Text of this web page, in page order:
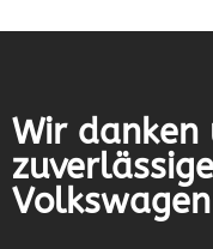
Wir danken
Volkswagen